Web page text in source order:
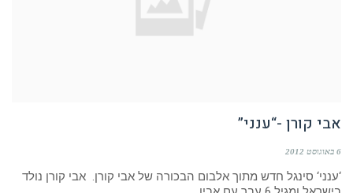
אבי קורן -“ענני”
6 באוגוסט 2012
‘ענני‘ סינגל חדש מתוך אלבום הבכורה של אבי קורן. אבי קורן נולד